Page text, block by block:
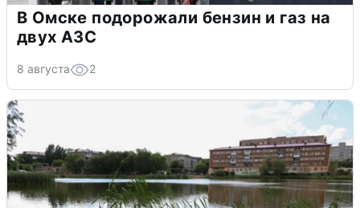
В Омске подорожали бензин и газ на
двух АЗС
8 августа 2